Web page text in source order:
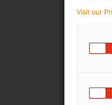
Visit our